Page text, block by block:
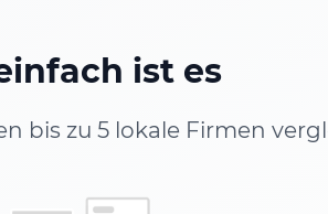
ist es
bis zu 5 lokale Firmen